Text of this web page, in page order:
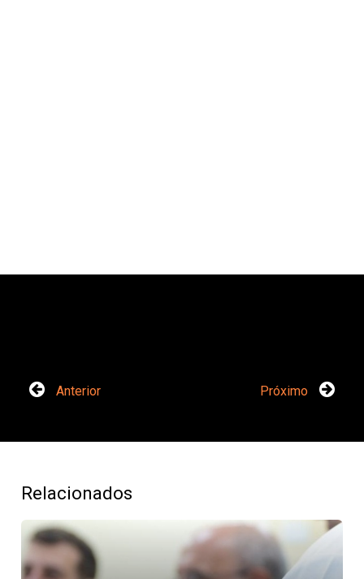
Anterior Próximo
Relacionados